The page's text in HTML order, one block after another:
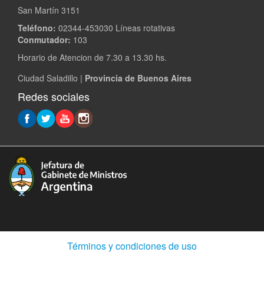
San Martín 3151
Teléfono: 02344-453030 Líneas rotativas
Conmutador: 103
Horario de Atencion de 7.30 a 13.30 hs.
Ciudad Saladillo | Provincia de Buenos Aires
Redes sociales
Términos y condiciones de uso(Abre